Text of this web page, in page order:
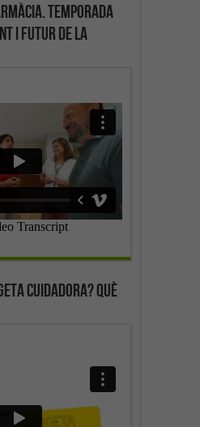
Temporada
i futur de la
cuidadora? Què